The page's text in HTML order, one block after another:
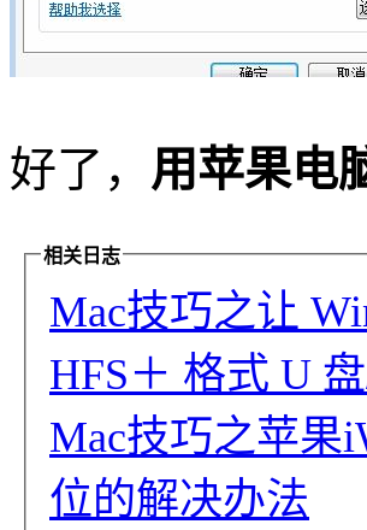
好了， 用苹果电
相关日志
Mac技巧之让
HFS＋ 格式 U
Mac技巧之苹果
位的解决办法